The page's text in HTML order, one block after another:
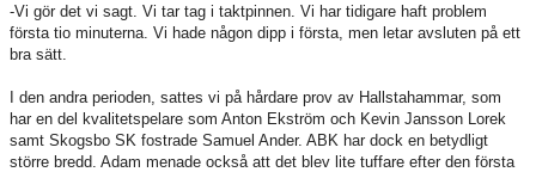
-Vi gör det vi sagt. Vi tar tag i taktpinnen. Vi har tidigare haft problem
första tio minuterna. Vi hade någon dipp i första, men letar avsluten på ett
bra sätt.
I den andra perioden, sattes vi på hårdare prov av Hallstahammar, som
har en del kvalitetspelare som Anton Ekström och Kevin Jansson Lorek
samt Skogsbo SK fostrade Samuel Ander. ABK har dock en betydligt
större bredd. Adam menade också att det blev lite tuffare efter den första